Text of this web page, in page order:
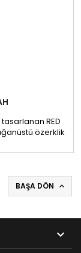
RED
özerklik
hava koşulları
BAŞA DÖN 
